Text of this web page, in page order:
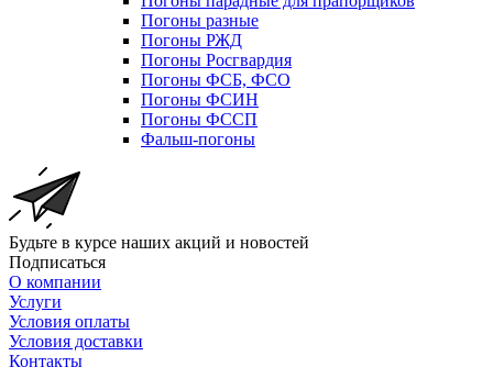
Погоны разные
Погоны РЖД
Погоны Росгвардия
Погоны ФСБ, ФСО
Погоны ФСИН
Погоны ФССП
Фальш-погоны
Будьте в курсе наших акций и новостей
Подписаться
О компании
Услуги
Условия оплаты
Условия доставки
Контакты